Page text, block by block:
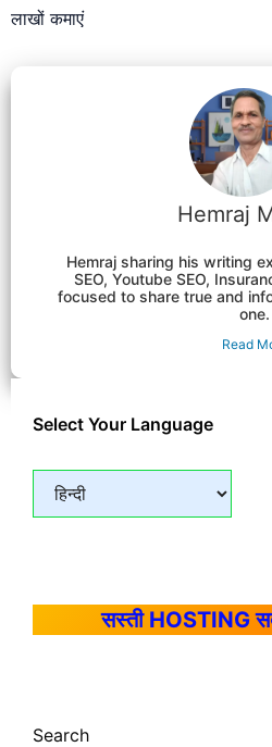
लाखों कमाएं
Hemraj
Hemraj sharing his writing
SEO, Youtube SEO,
focused to share true and
one.
Read
Select Your Language
सस्ती HOSTING
Search